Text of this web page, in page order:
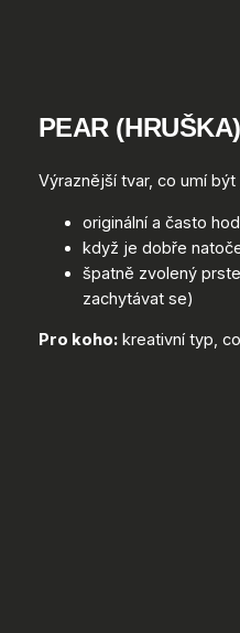
PEAR (HRUŠKA)
Výraznější tvar, co umí
originální a často
když je dobře
špatně zvolený
zachytávat se)
Pro koho:kreativní typ,